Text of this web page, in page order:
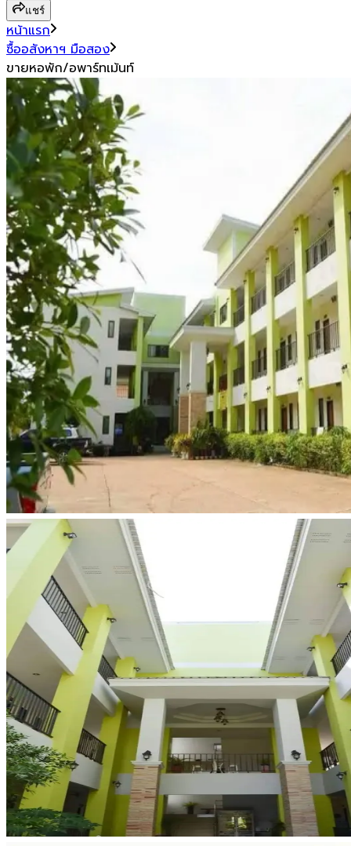
แชร์
หน้าแรก
ซื้ออสังหาฯ มือสอง
ขายหอพัก/อพาร์ทเม้นท์